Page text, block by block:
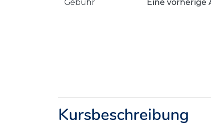
Gebühr Eine vorherige
Kursbeschreibung